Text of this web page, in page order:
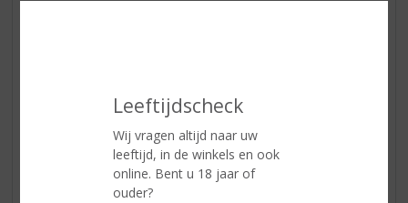
Leeftijdscheck
Wij vragen altijd naar uw
leeftijd, in de winkels en ook
online. Bent u 18 jaar of
ouder?
Reviews
Schrijf een review